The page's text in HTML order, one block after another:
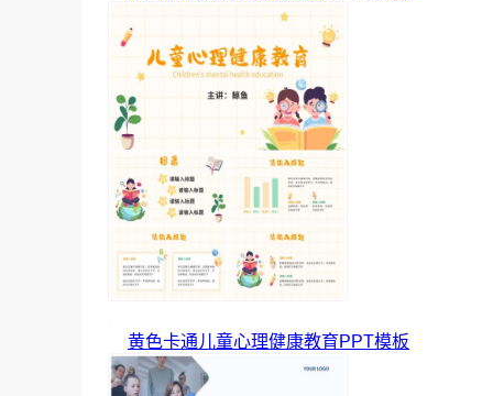
黄色卡通儿童心理健康教育PPT模板